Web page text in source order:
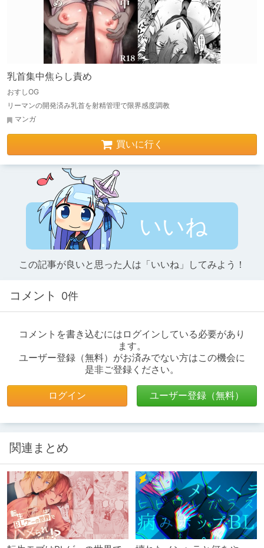
乳首集中焦らし責め
おすしOG
リーマンの開発済み乳首を射精管理で限界感度調教
マンガ
買いに行く
いいね
この記事が良いと思った人は「いいね」してみよう！
コメント 0件
コメントを書き込むにはログインしている必要があり
ます。
ユーザー登録（無料）がお済みでない方はこの機会に
是非ご登録ください。
ログイン ユーザー登録（無料）
関連まとめ